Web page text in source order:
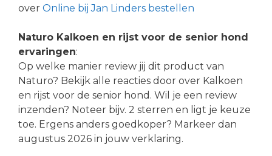
over Online bij Jan Linders bestellen
Naturo Kalkoen en rijst voor de senior hond
ervaringen:
Op welke manier review jij dit product van
Naturo? Bekijk alle reacties door over Kalkoen
en rijst voor de senior hond. Wil je een review
inzenden? Noteer bijv. 2 sterren en ligt je keuze
toe. Ergens anders goedkoper? Markeer dan
augustus 2026 in jouw verklaring.